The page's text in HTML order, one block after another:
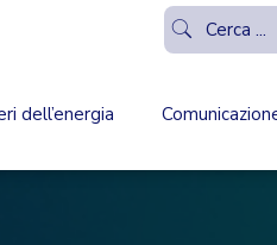
dell’energia